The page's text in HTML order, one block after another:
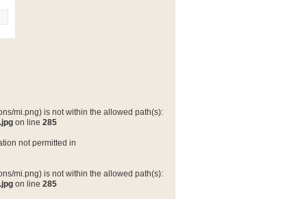
mi.png) is not within the allowed path(s):
on line 285
not permitted in
mi.png) is not within the allowed path(s):
on line 285